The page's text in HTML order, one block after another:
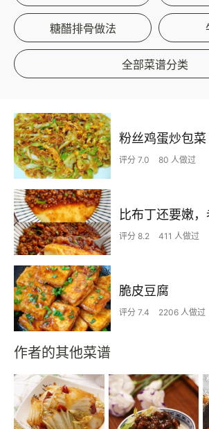
糖醋排骨做法
全部菜谱分类
评分 7.0 80 人做过
评分 8.2 411 人做过
脆皮豆腐
评分 7.4 2206 人做过
作者的其他菜谱